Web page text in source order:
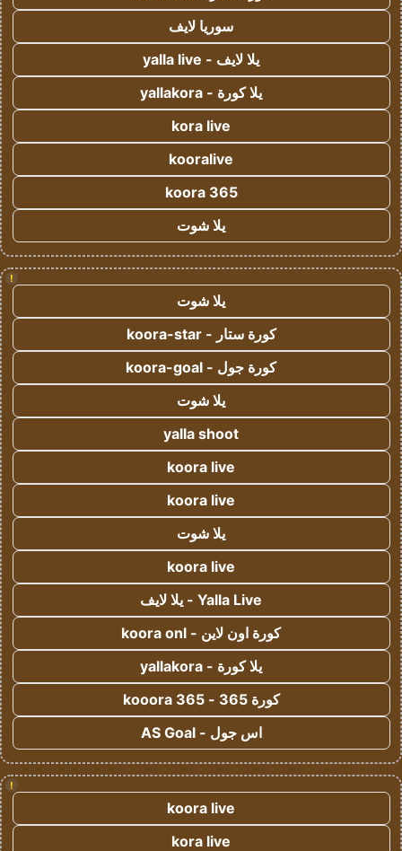
سوريا لايف
يلا لايف - yalla live
يلا كورة - yallakora
kora live
kooralive
koora 365
يلا شوت
!
يلا شوت
كورة ستار - koora-star
كورة جول - koora-goal
يلا شوت
yalla shoot
koora live
koora live
يلا شوت
koora live
Yalla Live - يلا لايف
كورة اون لاين - koora onl
يلا كورة - yallakora
كورة 365 - kooora 365
اس جول - AS Goal
!
koora live
kora live